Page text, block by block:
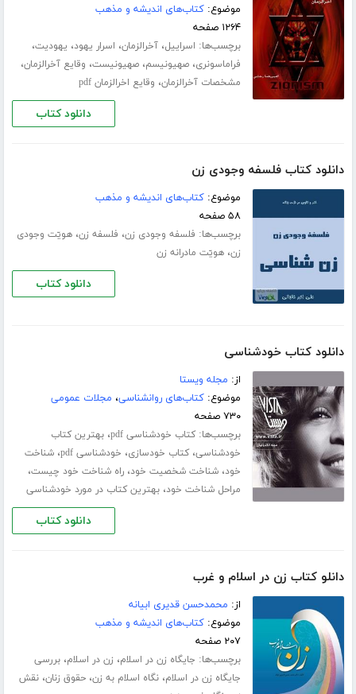
موضوع:کتاب‌های اندیشه و مذهب
۱۲۶۴ صفحه
برچسب‌ها: اسراییل،آخرالزمان، اسرار یهود، یهودیت،
فراماسونری،صهیونیسم،صهیونیست، وقایع آخرالزمان،
مشخصات آخرالزمان، وقایع اخرالزمان pdf
دانلود کتاب
دانلود کتاب فلسفه وجودی زن
موضوع:کتاب‌های اندیشه و مذهب
۵۸ صفحه
برچسب‌ها: فلسفه وجودی زن، فلسفه زن،ھویّت وجودی
زن،ھویّت مادرانه زن
دانلود کتاب
دانلود کتاب خودشناسی
از: مجله ویستا
موضوع:کتاب‌های روانشناسی، مجلات عمومی
۷۳۰ صفحه
برچسب‌ها:کتاب خودشناسی pdf ،بهترین کتاب
خودشناسی،کتاب خودسازی، خودشناسی pdf ،شناخت
خود،شناخت شخصیت خود،راه شناخت خود چیست،
مراحل شناخت خود،بهترین کتاب در مورد خودشناسی
دانلود کتاب
دانلو کتاب زن در اسلام و غرب
از: محمدحسن قدیری ابیانه
موضوع:کتاب‌های اندیشه و مذهب
۲۰۷ صفحه
برچسب‌ها: جایگاه زن در اسلام، زن در اسلام،بررسی
جایگاه زن در اسلام،نگاه اسلام به زن،حقوق زنان،نقش